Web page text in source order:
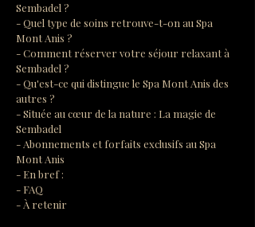
Sembadel ?
- Quel type de soins retrouve-t-on au Spa
Mont Anis ?
- Comment réserver votre séjour relaxant à
Sembadel ?
- Qu'est-ce qui distingue le Spa Mont Anis des
autres ?
- Située au cœur de la nature : La magie de
Sembadel
- Abonnements et forfaits exclusifs au Spa
Mont Anis
- En bref :
- FAQ
- À retenir